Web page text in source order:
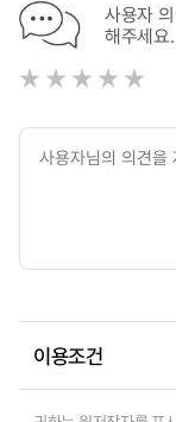
사용자
해주세요.
이용조건